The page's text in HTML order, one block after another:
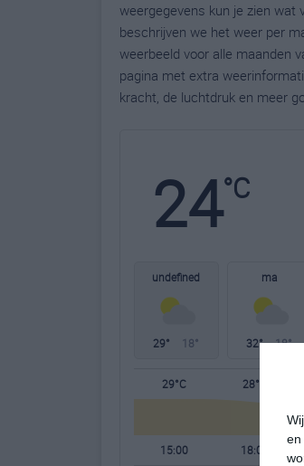
en
weergegevens kun je zien wat
beschrijven we het weer per
weerbeeld voor alle maanden
pagina met extra
kracht, de luchtdruk en meer
24°C
undefined
29° 18°
ma
32° 18°
29°C 28°C
15:00 18:00